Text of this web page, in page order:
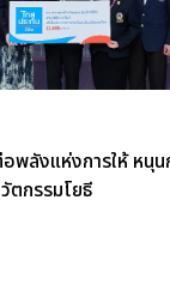
พลังแห่งการให้ หนุ
ตกรรมโยธี